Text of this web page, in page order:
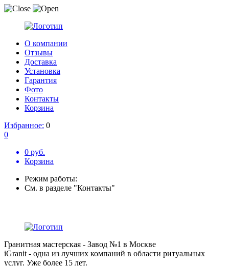
О компании
Отзывы
Доставка
Установка
Гарантия
Фото
Контакты
Корзина
Избранное: 0
0
0 руб.
Корзина
Режим работы:
См. в разделе "Контакты"
Гранитная мастерская - Завод №1 в Москве
iGranit - одна из лучших компаний в области ритуальных
услуг. Уже более 15 лет.